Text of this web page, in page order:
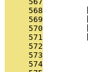
     568
     569
     570
     571
     572
     573
     574